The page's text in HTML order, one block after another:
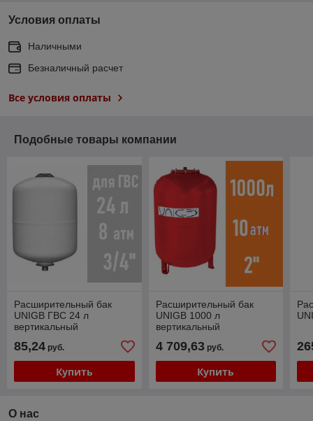
Условия оплаты
Наличными
Безналичный расчет
Все условия оплаты
Подобные товары компании
Расширительный бак
UNIGB ГВС 24 л
вертикальный
85,24 руб.
Купить
Расширительный бак
UNIGB 1000 л
вертикальный
4 709,63руб.
Купить
О нас